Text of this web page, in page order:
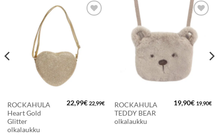
LISÄÄ
SUOSIKKEIHIN
ROCKAHULA
Heart Gold
Glitter
olkalaukku
22,99€ 22,99€
LISÄÄ
SUOSIKKEIHIN
ROCKAHULA
TEDDY BEAR
olkalaukku
19,90€ 19,90€